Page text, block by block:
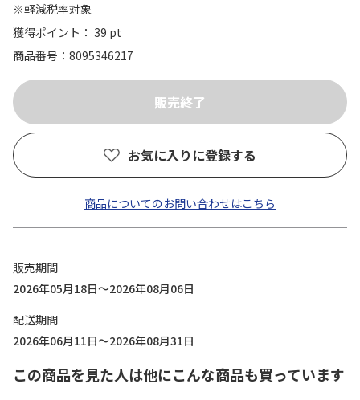
※軽減税率対象
獲得ポイント： 39 pt
商品番号
8095346217
お気に入りに登録する
商品についてのお問い合わせはこちら
販売期間
2026年05月18日～2026年08月06日
配送期間
2026年06月11日～2026年08月31日
この商品を見た人は他にこんな商品も買っています